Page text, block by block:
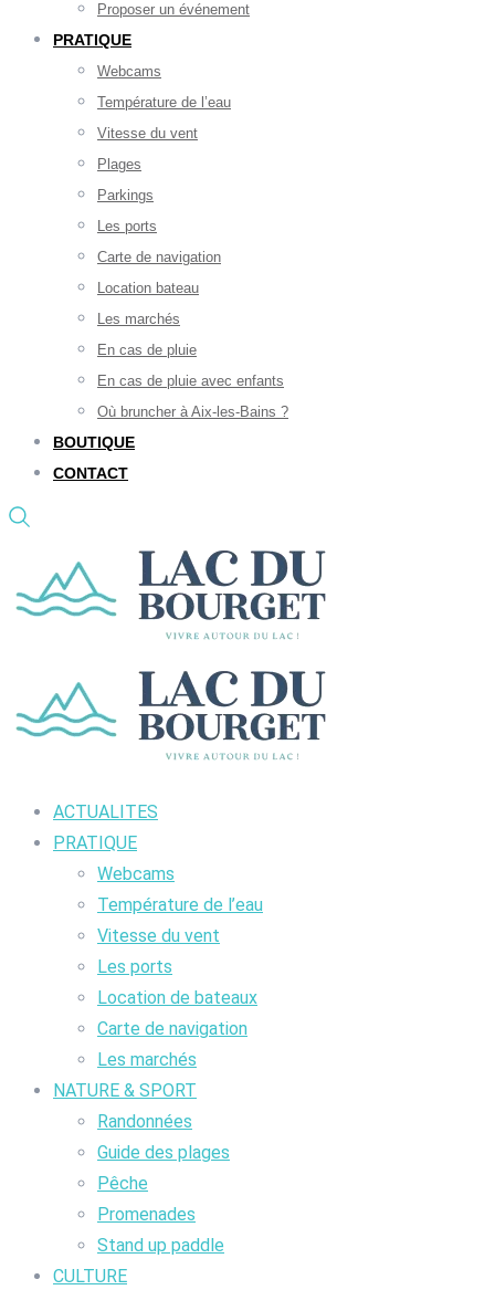
Proposer un événement
PRATIQUE
Webcams
Température de l’eau
Vitesse du vent
Plages
Parkings
Les ports
Carte de navigation
Location bateau
Les marchés
En cas de pluie
En cas de pluie avec enfants
Où bruncher à Aix-les-Bains ?
BOUTIQUE
CONTACT
ACTUALITES
PRATIQUE
Webcams
Température de l’eau
Vitesse du vent
Les ports
Location de bateaux
Carte de navigation
Les marchés
NATURE & SPORT
Randonnées
Guide des plages
Pêche
Promenades
Stand up paddle
CULTURE